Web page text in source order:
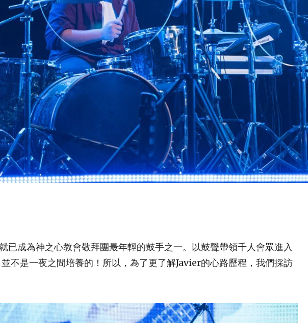
已成為神之心教會敬拜團最年輕的鼓手之一。以鼓聲帶領千人會眾進入
不是一夜之間培養的！所以，為了更了解Javier的心路歷程，我們採訪